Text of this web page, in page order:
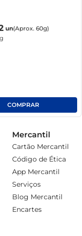
un(Aprox. 60g)
Mercantil
Cartão Mercantil
Código de Ética
App Mercantil
Serviços
Blog Mercantil
Encartes